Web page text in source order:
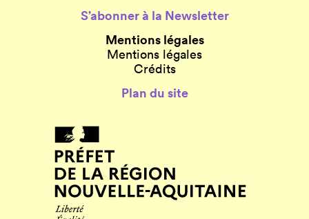
S’abonner à la Newsletter
Mentions légales
Mentions légales
Crédits
Plan du site